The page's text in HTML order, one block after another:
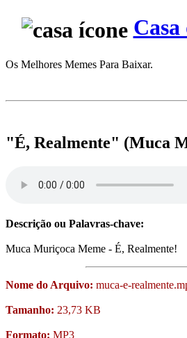
Casa
Os Melhores Memes Para Baixar.
"É, Realmente" (Muca
Descrição ou Palavras-chave:
Muca Muriçoca Meme - É, Realmente!
Nome do Arquivo: muca-e-
Tamanho: 23,73 KB
Formato: MP3